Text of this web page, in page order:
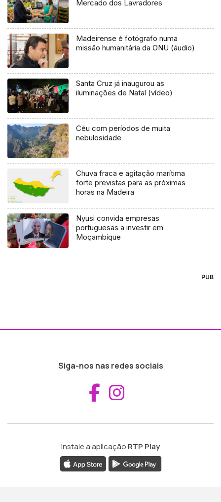
Mercado dos Lavradores
Madeirense é fotógrafo numa
missão humanitária da ONU (áudio)
Santa Cruz já inaugurou as
iluminações de Natal (vídeo)
Céu com períodos de muita
nebulosidade
Chuva fraca e agitação marítima
forte previstas para as próximas
horas na Madeira
Nyusi convida empresas
portuguesas a investir em
Moçambique
PUB
Siga-nos nas redes sociais
Aceder ao
Instale a aplicação RTP Play